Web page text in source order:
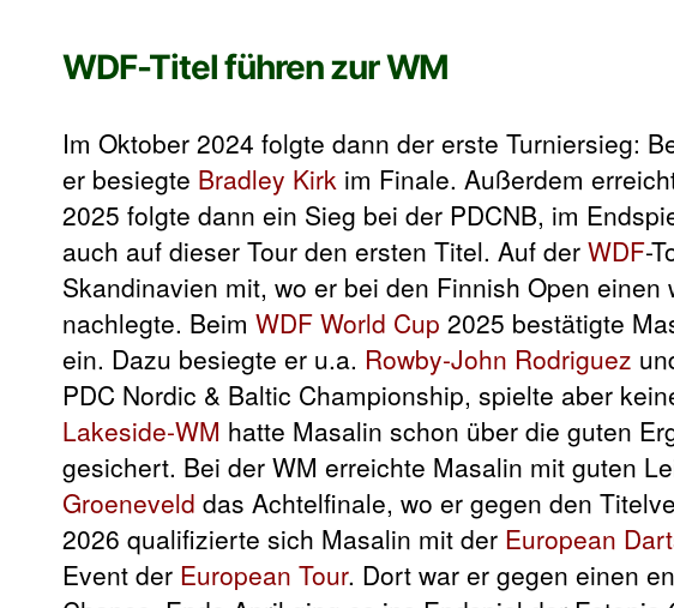
WDF-Titel führen zur WM
Im Oktober 2024 folgte dann der erste Turniersieg:
er besiegte Bradley Kirk im Finale. Außerdem
2025 folgte dann ein Sieg bei der PDCNB, im
auch auf dieser Tour den ersten Titel. Auf der WDF-
Skandinavien mit, wo er bei den Finnish Open einen
nachlegte. Beim WDF World Cup 2025 bestätigte
ein. Dazu besiegte er u.a. Rowby-John Rodriguez
PDC Nordic & Baltic Championship, spielte aber
Lakeside-WM hatte Masalin schon über die guten
gesichert. Bei der WM erreichte Masalin mit guten
Groeneveld das Achtelfinale, wo er gegen den
2026 qualifizierte sich Masalin mit der European
Event der European Tour. Dort war er gegen einen